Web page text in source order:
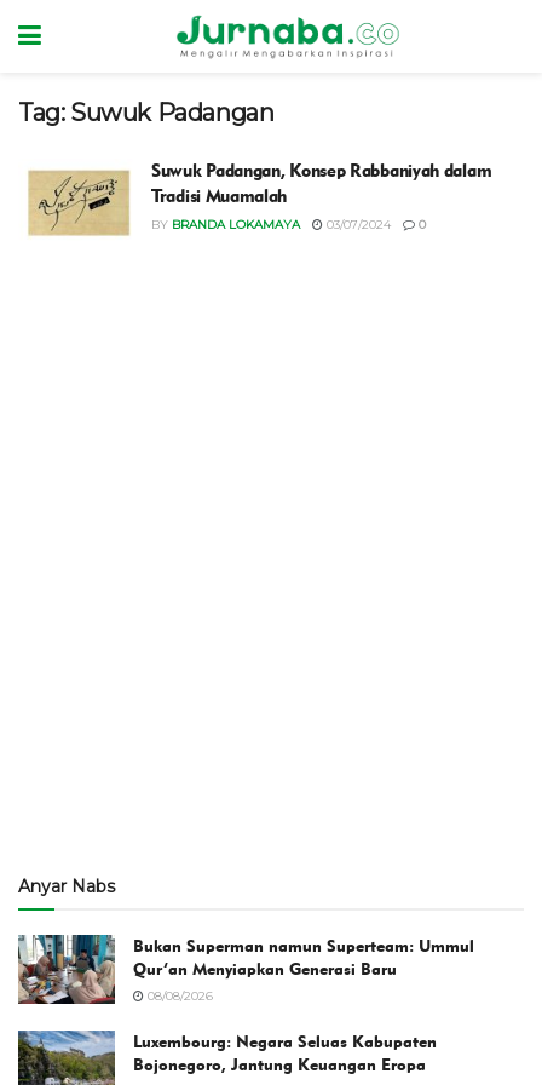
Tag: Suwuk Padangan
Suwuk Padangan, Konsep Rabbaniyah dalam
Tradisi Muamalah
BY BRANDA LOKAMAYA 03/07/2024 0
Anyar Nabs
Bukan Superman namun Superteam: Ummul
Qur’an Menyiapkan Generasi Baru
08/08/2026
Luxembourg: Negara Seluas Kabupaten
Bojonegoro, Jantung Keuangan Eropa